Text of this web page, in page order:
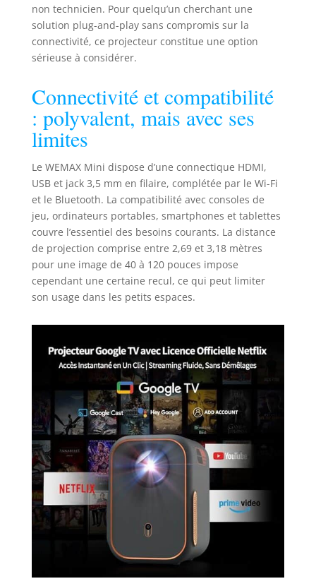
non technicien. Pour quelqu’un cherchant une
solution plug-and-play sans compromis sur la
connectivité, ce projecteur constitue une option
sérieuse à considérer.
Connectivité et compatibilité
: polyvalent, mais avec ses
limites
Le WEMAX Mini dispose d’une connectique HDMI,
USB et jack 3,5 mm en filaire, complétée par le Wi-Fi
et le Bluetooth. La compatibilité avec consoles de
jeu, ordinateurs portables, smartphones et tablettes
couvre l’essentiel des besoins courants. La distance
de projection comprise entre 2,69 et 3,18 mètres
pour une image de 40 à 120 pouces impose
cependant une certaine recul, ce qui peut limiter
son usage dans les petits espaces.